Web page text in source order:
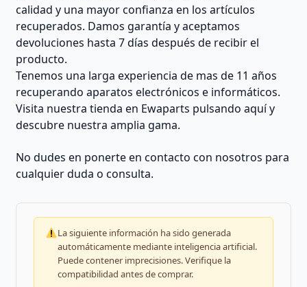
calidad y una mayor confianza en los artículos
recuperados. Damos garantía y aceptamos
devoluciones hasta 7 días después de recibir el
producto.
Tenemos una larga experiencia de mas de 11 años
recuperando aparatos electrónicos e informáticos.
Visita nuestra tienda en Ewaparts pulsando aquí y
descubre nuestra amplia gama.
No dudes en ponerte en contacto con nosotros para
cualquier duda o consulta.
La siguiente información ha sido generada
automáticamente mediante inteligencia artificial.
Puede contener imprecisiones. Verifique la
compatibilidad antes de comprar.